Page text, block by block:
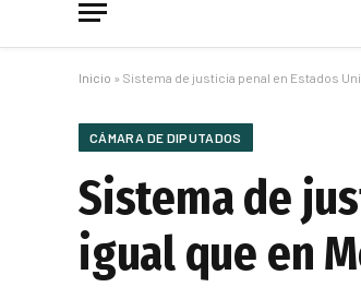
Inicio » Sistema de justicia penal en Estados
CÁMARA DE DIPUTADOS
Sistema de
igual que en